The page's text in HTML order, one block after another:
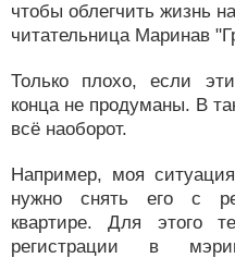
чтобы облегчить жизнь
читательница Маринав
Только плохо, если
конца не продуманы. В
всё наоборот.
Например, моя
нужно снять его с
квартире. Для этого
регистрации в